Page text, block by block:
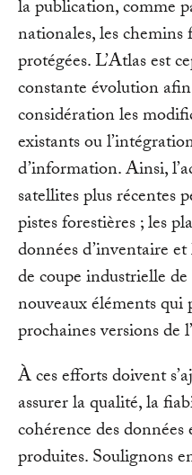
la publication, comme
nationales, les chemins
protégées. L’Atlas est
constante évolution
considération les
existants ou
d’information. Ainsi,
satellites plus récentes
pistes forestières ; les
données d’inventaire
de coupe industrielle
nouveaux éléments qui
prochaines versions de
À ces efforts doivent
assurer la qualité, la
cohérence des
produites. Soulignons